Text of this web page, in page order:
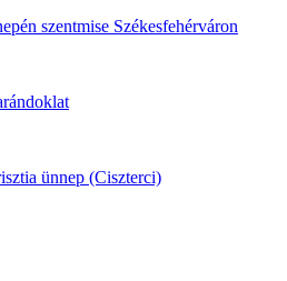
szentmise Székesfehérváron
ünnep (Ciszterci)